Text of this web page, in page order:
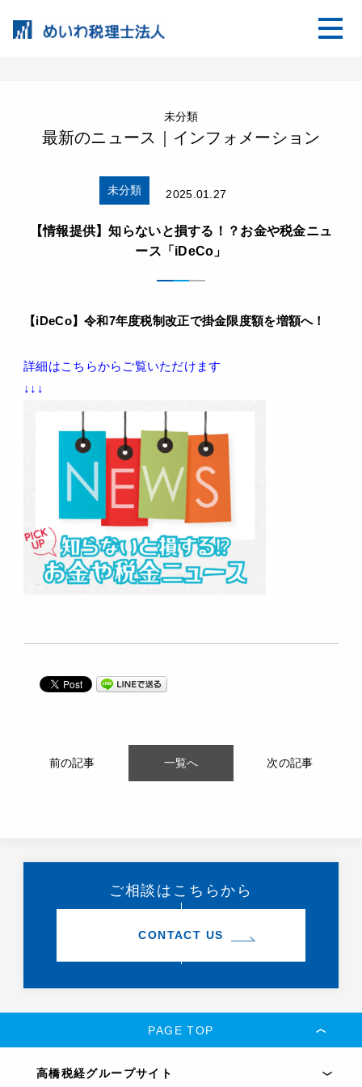
未分類
最新のニュース｜インフォメーション
未分類 2025.01.27
【情報提供】知らないと損する！？お金や税金ニュ
ース「iDeCo」
【iDeCo】令和7年度税制改正で掛金限度額を増額へ！
詳細はこちらからご覧いただけます
↓↓↓
前の記事 一覧へ 次の記事
ご相談はこちらから
CONTACT US
PAGE TOP
高橋税経グループサイト